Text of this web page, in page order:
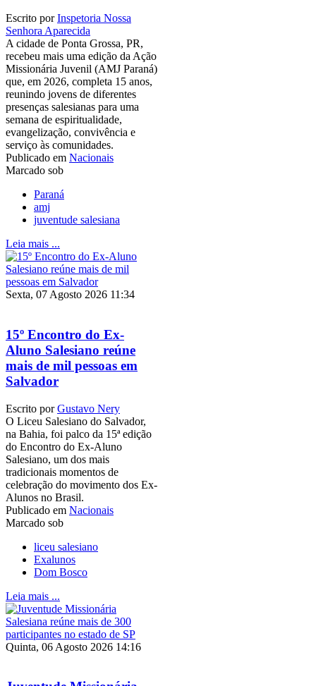
Escrito porInspetoria Nossa
Senhora Aparecida
A cidade de Ponta Grossa, PR,
recebeu mais uma edição da Ação
Missionária Juvenil (AMJ Paraná)
que, em 2026, completa 15 anos,
reunindo jovens de diferentes
presenças salesianas para uma
semana de espiritualidade,
evangelização, convivência e
serviço às comunidades.
Publicado em Nacionais
Marcado sob
Paraná
amj
juventude salesiana
Leia mais ...
Sexta, 07 Agosto 2026 11:34
15º Encontro do Ex-
Aluno Salesiano reúne
mais de mil pessoas em
Salvador
Escrito porGustavo Nery
O Liceu Salesiano do Salvador,
na Bahia, foi palco da 15ª edição
do Encontro do Ex-Aluno
Salesiano, um dos mais
tradicionais momentos de
celebração do movimento dos Ex-
Alunos no Brasil.
Publicado em Nacionais
Marcado sob
liceu salesiano
Exalunos
Dom Bosco
Leia mais ...
Quinta, 06 Agosto 2026 14:16